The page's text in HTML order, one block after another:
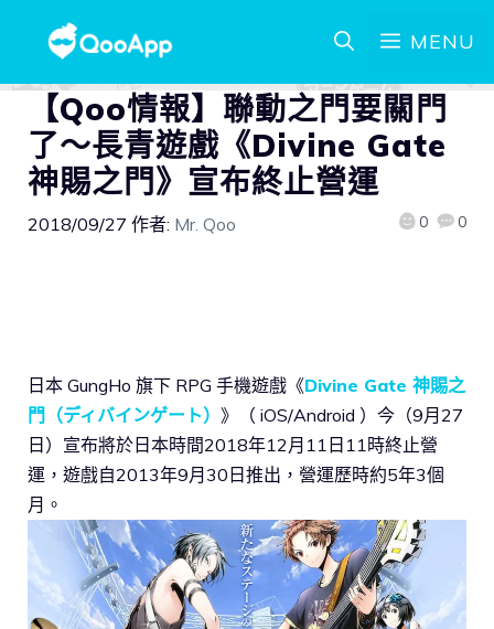
MENU
【Qoo情報】聯動之門要關門
了～長青遊戲《Divine Gate
神賜之門》宣布終止營運
2018/09/27 作者: Mr. Qoo 0 0
日本 GungHo 旗下 RPG 手機遊戲《Divine Gate 神賜之
門（ディバインゲート） 》（ iOS/Android ）今（9月27
日）宣布將於日本時間2018年12月11日11時終止營
運，遊戲自2013年9月30日推出，營運歷時約5年3個
月。